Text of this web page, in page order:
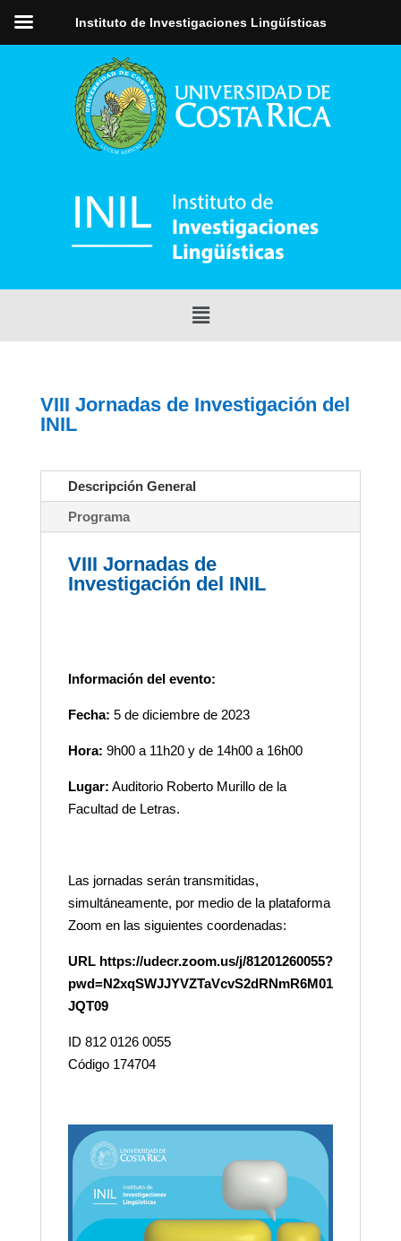
VIII Jornadas de Investigación del
INIL
Descripción General
Programa
VIII Jornadas de
Investigación del INIL
Información del evento:
Fecha: 5 de diciembre de 2023
Hora: 9h00 a 11h20 y de 14h00 a 16h00
Lugar: Auditorio Roberto Murillo de la
Facultad de Letras.
Las jornadas serán transmitidas,
simultáneamente, por medio de la plataforma
Zoom en las siguientes coordenadas:
URL https://udecr.zoom.us/j/81201260055?
pwd=N2xqSWJJYVZTaVcvS2dRNmR6M01
JQT09
ID 812 0126 0055
Código 174704
Instituto de Investigaciones Lingüísticas